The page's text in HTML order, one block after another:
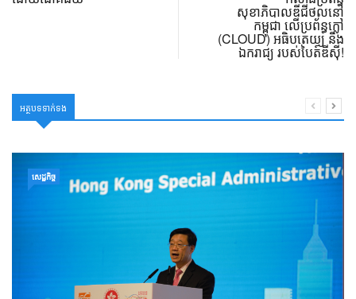
សុខាភិបាលឌីជីថល​នៅ
កម្ពុជា លើប្រព័ន្ធក្លៅ
(CLOUD) អធិបតេយ្យ និង
ឯករាជ្យ របស់បៃត៍ឌីស៊ី!
អត្ថបទទាក់ទង
សេដ្ឋកិច្ច